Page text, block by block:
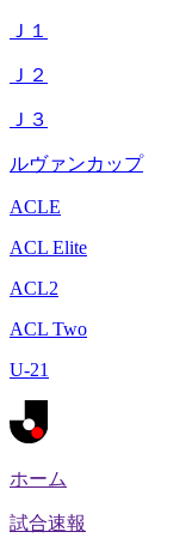
Ｊ１
Ｊ２
Ｊ３
ルヴァンカップ
ACLE
ACL Elite
ACL2
ACL Two
U-21
ホーム
試合速報